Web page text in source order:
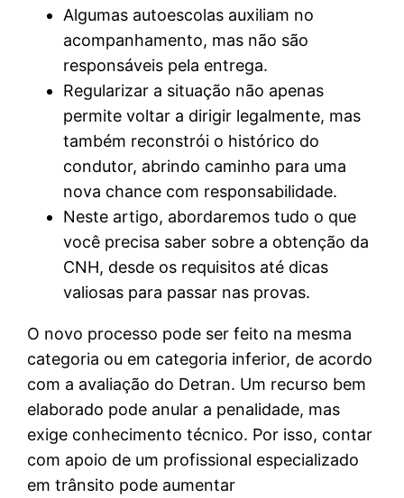
Algumas autoescolas auxiliam no
acompanhamento, mas não são
responsáveis pela entrega.
Regularizar a situação não apenas
permite voltar a dirigir legalmente, mas
também reconstrói o histórico do
condutor, abrindo caminho para uma
nova chance com responsabilidade.
Neste artigo, abordaremos tudo o que
você precisa saber sobre a obtenção da
CNH, desde os requisitos até dicas
valiosas para passar nas provas.
O novo processo pode ser feito na mesma
categoria ou em categoria inferior, de acordo
com a avaliação do Detran. Um recurso bem
elaborado pode anular a penalidade, mas
exige conhecimento técnico. Por isso, contar
com apoio de um profissional especializado
em trânsito pode aumentar